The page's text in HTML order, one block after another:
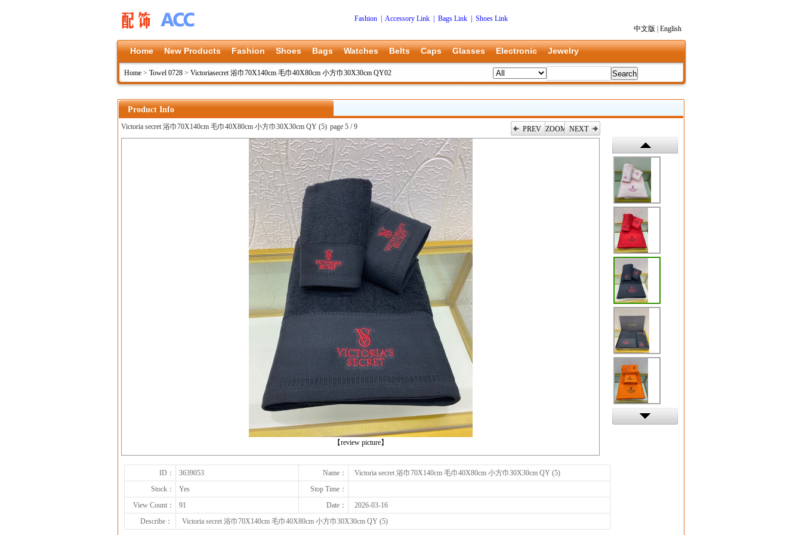
Fashion Accessory Link Bags Link
Shoes Link
中文版
English
Home New Products Fashion Shoes Bags Watches Belts Caps Glasses Electronic Jewelry
Home > Towel 0728 > Victoriasecret 浴巾70X140cm 毛巾40X80cm 小方巾30X30cm QY02
Product Info
Victoria secret 浴巾70X140cm 毛巾40X80cm 小方巾30X30cm QY (5) page 5 / 9 PREV ZOOM NEXT
【review picture】
上一张
ID： 3639053 Name：
Victoria secret 浴巾70X140cm 毛巾40X80cm 小方巾30X30cm QY (5)
Stock：
Yes
Stop Time：
View Count：
91 Date：
2026-03-16
Describe：
Victoria secret 浴巾70X140cm 毛巾40X80cm 小方巾30X30cm QY (5)